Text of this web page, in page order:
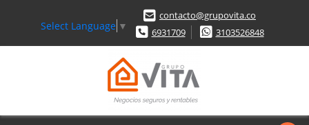
Select Language ▼
contacto@grupovita.co
6931709
3103526848